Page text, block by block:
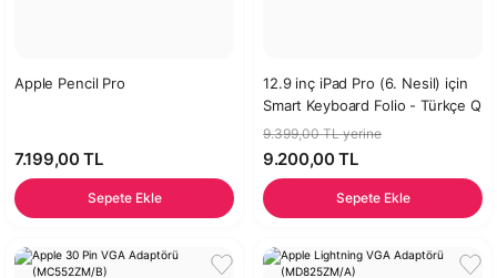
Apple Pencil Pro
7.199,00 TL
Sepete Ekle
12.9 inç iPad Pro (6. Nesil) için
Smart Keyboard Folio - Türkçe Q
Klavye (MXNL2TQ/A)
9.399,00 TL yerine
9.200,00 TL
Sepete Ekle